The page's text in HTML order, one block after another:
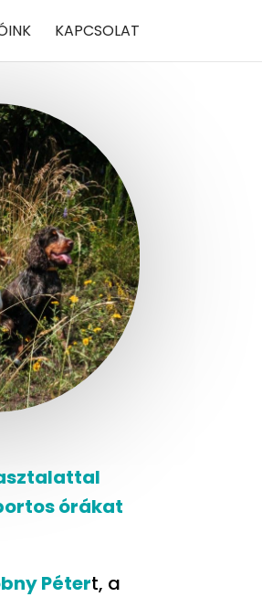
KAPCSOLAT
órákat
Pétert, a